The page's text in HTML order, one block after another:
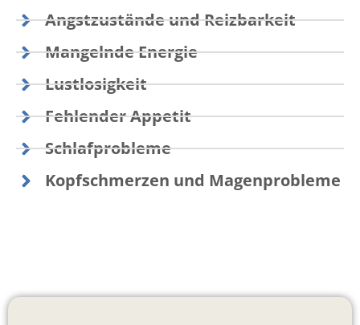
Angstzustände und Reizbarkeit
Mangelnde Energie
Lustlosigkeit
Fehlender Appetit
Schlafprobleme
Kopfschmerzen und Magenprobleme